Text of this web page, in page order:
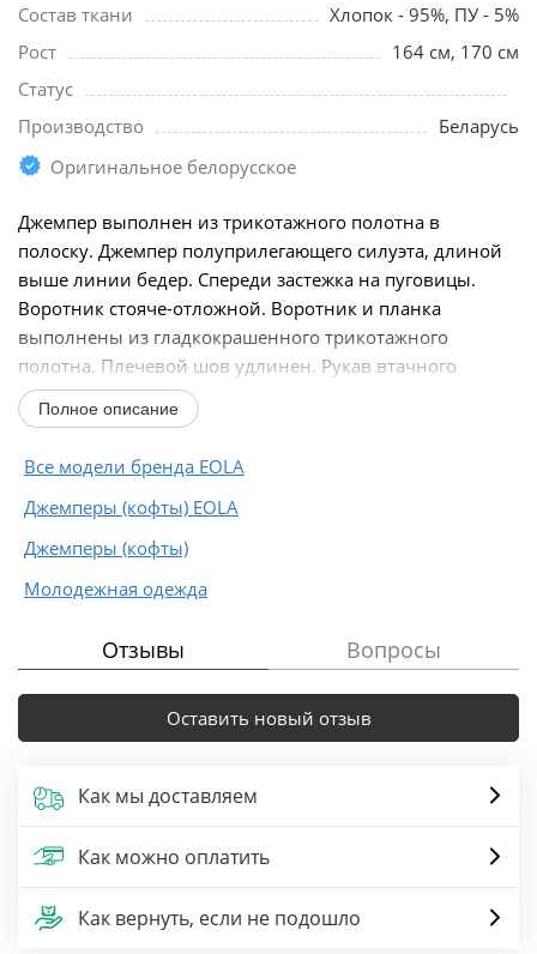
Состав ткани
Хлопок - 95%, ПУ - 5%
Рост
164 см, 170 см
Статус
Производство
Беларусь
Оригинальное белорусское
Джемпер выполнен из трикотажного полотна в
полоску. Джемпер полуприлегающего силуэта, длиной
выше линии бедер. Спереди застежка на пуговицы.
Воротник стояче-отложной. Воротник и планка
выполнены из гладкокрашенного трикотажного
полотна. Плечевой шов удлинен. Рукав втачного
покроя...
Полное описание
Все модели бренда EOLA
Джемперы (кофты) EOLA
Джемперы (кофты)
Молодежная одежда
Отзывы Вопросы
Оставить новый отзыв
Как мы доставляем
Как можно оплатить
Как вернуть, если не подошло